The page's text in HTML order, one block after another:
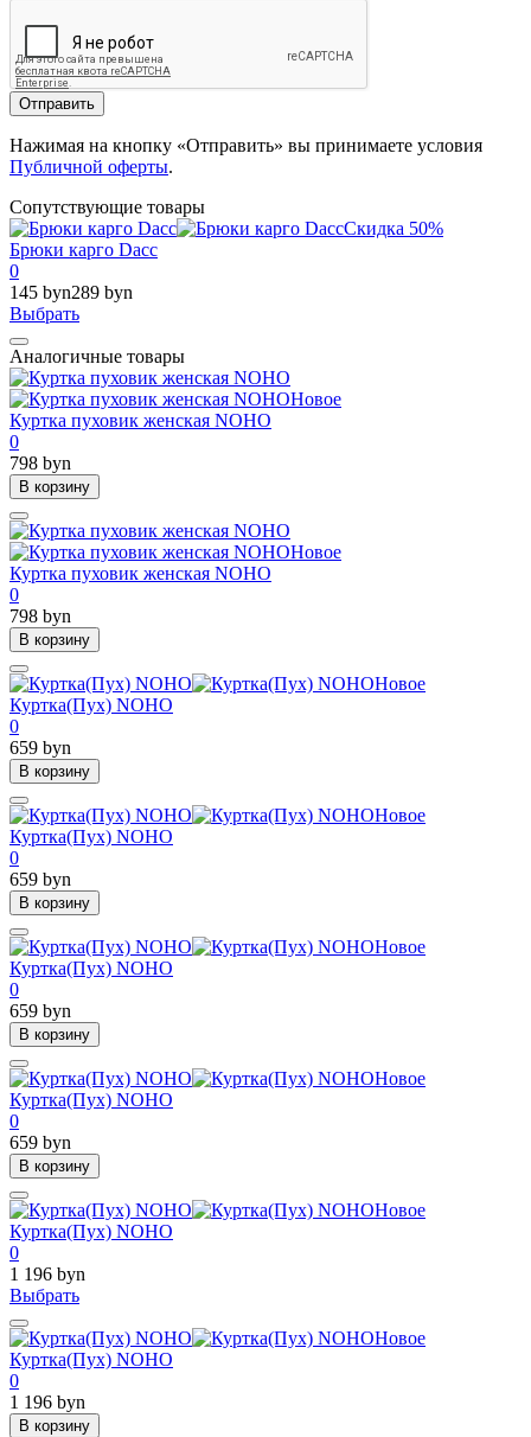
Отправить
Нажимая на кнопку «Отправить» вы принимаете условия
Публичной оферты.
Сопутствующие товары
Скидка 50%
Брюки карго Dacc
0
145 byn289 byn
Выбрать
Аналогичные товары
Новое
Куртка пуховик женская NOHO
0
798 byn
В корзину
Новое
Куртка пуховик женская NOHO
0
798 byn
В корзину
Новое
Куртка(Пух) NOHO
0
659 byn
В корзину
Новое
Куртка(Пух) NOHO
0
659 byn
В корзину
Новое
Куртка(Пух) NOHO
0
659 byn
В корзину
Новое
Куртка(Пух) NOHO
0
659 byn
В корзину
Новое
Куртка(Пух) NOHO
0
1 196 byn
Выбрать
Новое
Куртка(Пух) NOHO
0
1 196 byn
В корзину